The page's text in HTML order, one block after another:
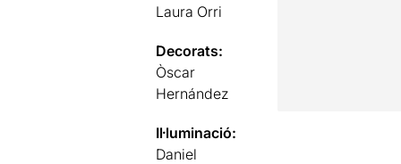
Laura Orri
Decorats:
Òscar
Hernández
Il·luminació:
Daniel